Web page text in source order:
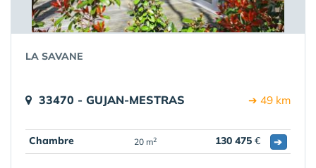
LA SAVANE
33470 - GUJAN-MESTRAS ➔ 49 km
Chambre 20 m2 130 475 € ➔